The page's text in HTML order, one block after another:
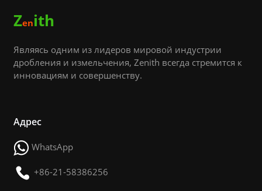
Zenith
Являясь одним из лидеров мировой индустрии
дробления и измельчения, Zenith всегда стремится к
инновациям и совершенству.
Адрес
WhatsApp
+86-21-58386256